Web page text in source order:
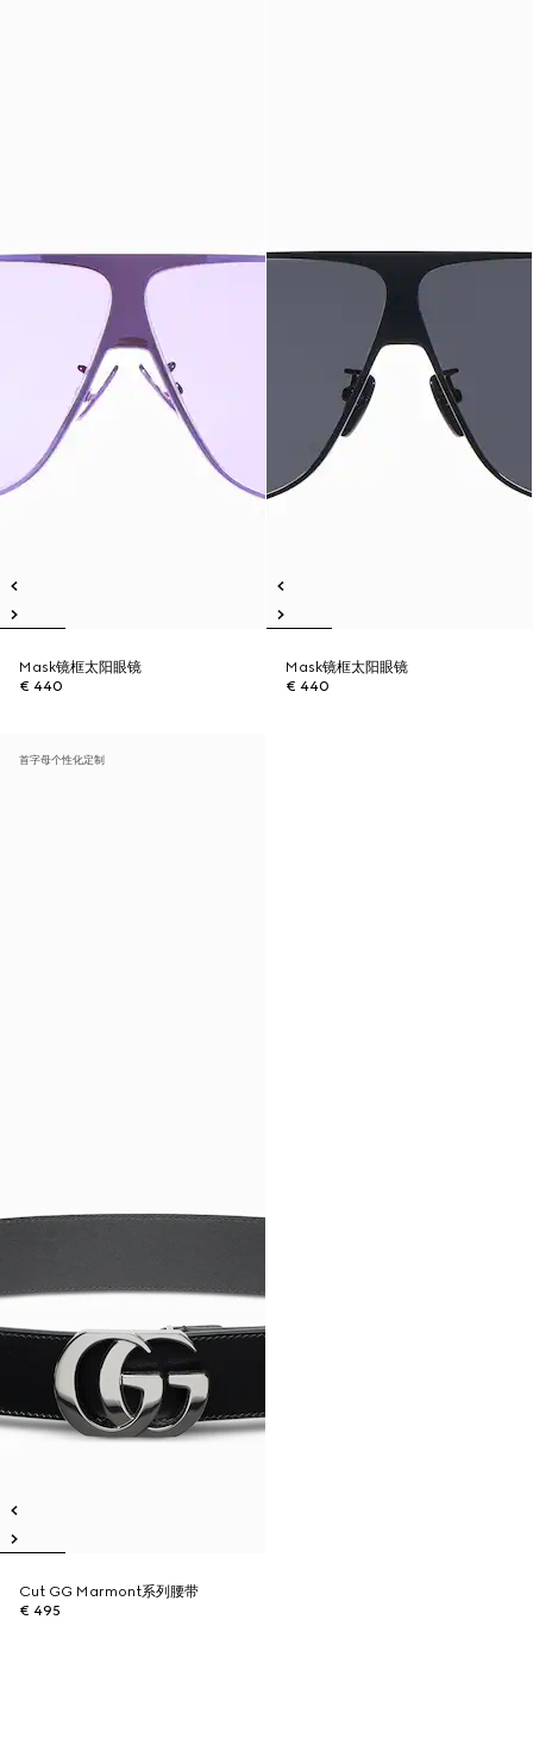
Mask镜框太阳眼镜
€ 440
Mask镜框太阳眼镜
€ 440
首字母个性化定制
Cut GG Marmont系列腰带
€ 495